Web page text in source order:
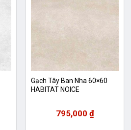
Gạch Tây Ban Nha 60×60
HABITAT NOICE
795,000 ₫